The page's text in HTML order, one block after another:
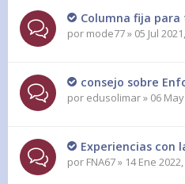
Columna fija para
por mode77» 05 Jul
consejo sobre
por edusolimar» 06
Experiencias con
por FNA67» 14 Ene